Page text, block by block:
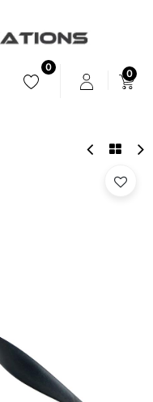
0
0